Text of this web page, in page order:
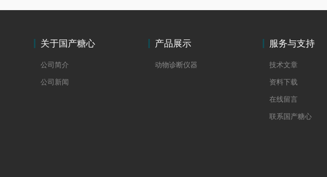
关于国产糖心
公司简介
公司新闻
产品展示
动物诊断仪器
服务与支持
技术文章
资料下载
在线留言
联系国产糖心